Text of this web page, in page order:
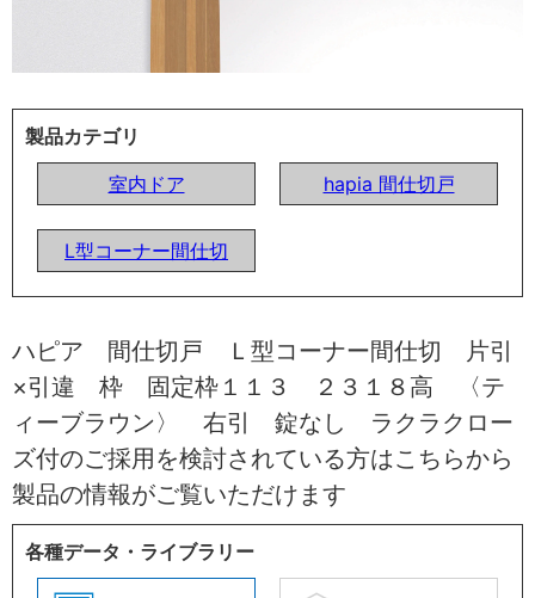
製品カテゴリ
室内ドア
hapia 間仕切戸
L型コーナー間仕切
ハピア 間仕切戸 Ｌ型コーナー間仕切 片引
×引違 枠 固定枠１１３ ２３１８高 〈テ
ィーブラウン〉 右引 錠なし ラクラクロー
ズ付のご採用を検討されている方はこちらから
製品の情報がご覧いただけます
各種データ・ライブラリー